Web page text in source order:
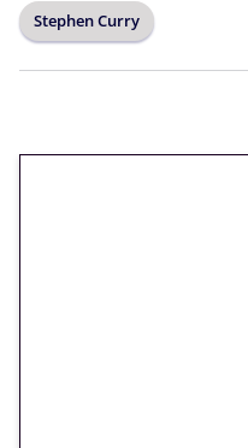
Stephen Curry